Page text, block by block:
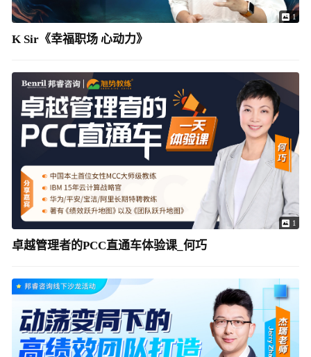
1
K Sir《幸福职场 心动力》
1
卓越管理者的PCC直通车体验课_何巧